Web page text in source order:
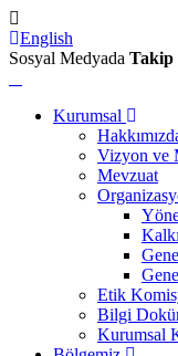
English
Sosyal Medyada Takip
Kurumsal
Vizyon ve
Mevzuat
Etik
Bilgi
Kurumsal